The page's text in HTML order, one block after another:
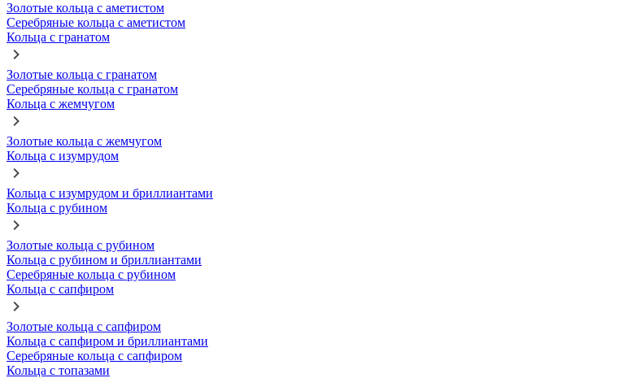
Золотые кольца с аметистом
Серебряные кольца с аметистом
Кольца с гранатом
Золотые кольца с гранатом
Серебряные кольца с гранатом
Кольца с жемчугом
Золотые кольца с жемчугом
Кольца с изумрудом
Кольца с изумрудом и бриллиантами
Кольца с рубином
Золотые кольца с рубином
Кольца с рубином и бриллиантами
Серебряные кольца с рубином
Кольца с сапфиром
Золотые кольца с сапфиром
Кольца с сапфиром и бриллиантами
Серебряные кольца с сапфиром
Кольца с топазами